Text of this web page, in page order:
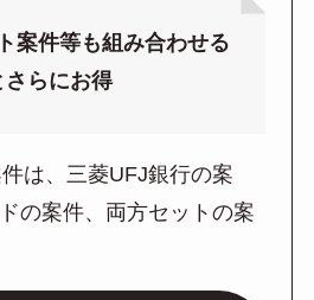
案件等も組み合わせる
さらにお得
は、三菱UFJ銀行の案
の案件、両方セットの案